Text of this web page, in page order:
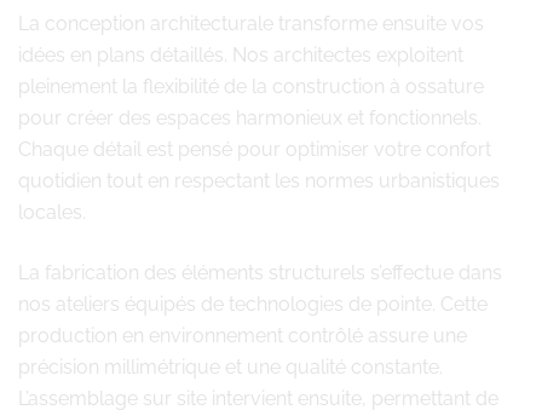
La conception architecturale transforme ensuite vos
idées en plans détaillés. Nos architectes exploitent
pleinement la flexibilité de la construction à ossature
pour créer des espaces harmonieux et fonctionnels.
Chaque détail est pensé pour optimiser votre confort
quotidien tout en respectant les normes urbanistiques
locales.
La fabrication des éléments structurels s’effectue dans
nos ateliers équipés de technologies de pointe. Cette
production en environnement contrôlé assure une
précision millimétrique et une qualité constante.
L’assemblage sur site intervient ensuite, permettant de